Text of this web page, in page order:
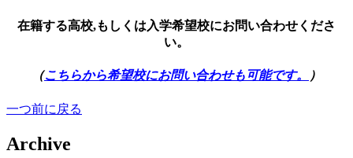
在籍する高校,もしくは入学希望校にお問い合わせくださ
い。
（こちらから希望校にお問い合わせも可能です。 ）
一つ前に戻る
Archive